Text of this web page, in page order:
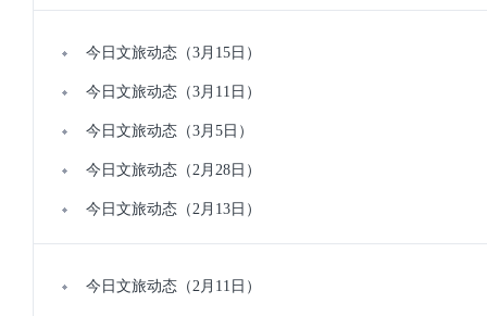
今日文旅动态（3月15日）
今日文旅动态（3月11日）
今日文旅动态（3月5日）
今日文旅动态（2月28日）
今日文旅动态（2月13日）
今日文旅动态（2月11日）